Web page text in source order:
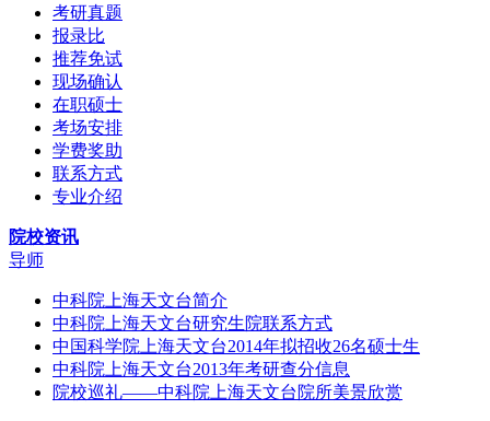
考研真题
报录比
推荐免试
现场确认
在职硕士
考场安排
学费奖助
联系方式
专业介绍
院校资讯
导师
中科院上海天文台简介
中科院上海天文台研究生院联系方式
中国科学院上海天文台2014年拟招收26名硕士生
中科院上海天文台2013年考研查分信息
院校巡礼——中科院上海天文台院所美景欣赏